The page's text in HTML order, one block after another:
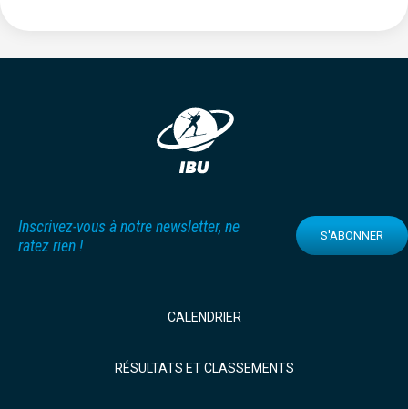
Inscrivez-vous à notre newsletter, ne
ratez rien !
S'ABONNER
CALENDRIER
RÉSULTATS ET CLASSEMENTS